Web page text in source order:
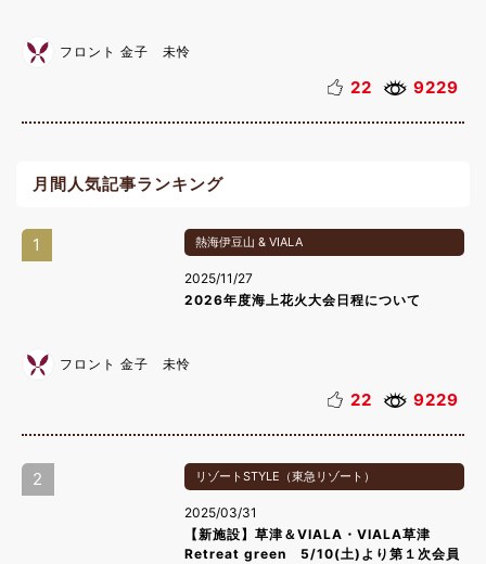
フロント 金子 未怜
22 9229
月間人気記事ランキング
1 熱海伊豆山 & VIALA
2025/11/27
2026年度海上花火大会日程について
フロント 金子 未怜
22 9229
2 リゾートSTYLE（東急リゾート）
2025/03/31
【新施設】草津＆VIALA・VIALA草津
Retreat green 5/10(土)より第１次会員